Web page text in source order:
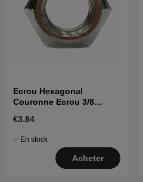
Ecrou Hexagonal
Couronne Ecrou 3/8
€3.84
En stock
Acheter